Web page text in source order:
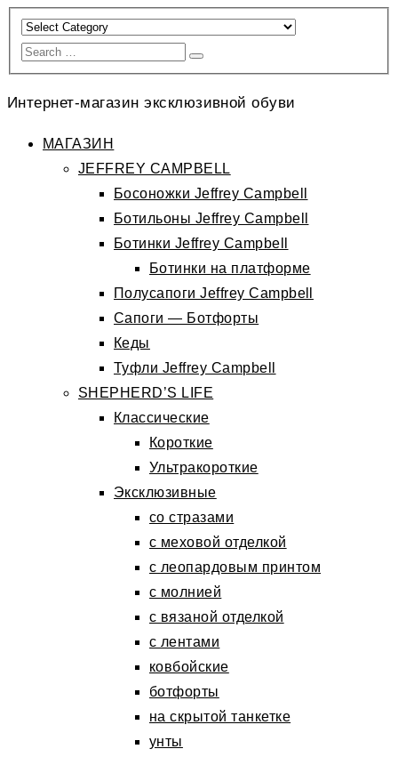
Интернет-магазин эксклюзивной обуви
МАГАЗИН
JEFFREY CAMPBELL
Босоножки Jeffrey Campbell
Ботильоны Jeffrey Campbell
Ботинки Jeffrey Campbell
Ботинки на платформе
Полусапоги Jeffrey Campbell
Сапоги — Ботфорты
Кеды
Туфли Jeffrey Campbell
SHEPHERD’S LIFE
Классические
Короткие
Ультракороткие
Эксклюзивные
со стразами
с меховой отделкой
с леопардовым принтом
с молнией
с вязаной отделкой
с лентами
ковбойские
ботфорты
на скрытой танкетке
унты